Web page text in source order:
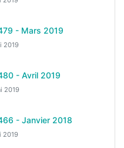
- Mars 2019
2019
- Avril 2019
2019
- Janvier 2018
2019